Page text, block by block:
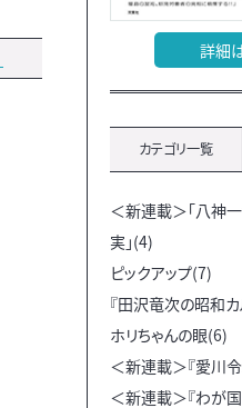
詳細
カテゴリ一覧
＜新連載＞「八神
実」(4)
ピックアップ(7)
『田沢竜次の昭和
ホリちゃんの眼(6)
＜新連載＞『愛川
＜新連載＞『わが